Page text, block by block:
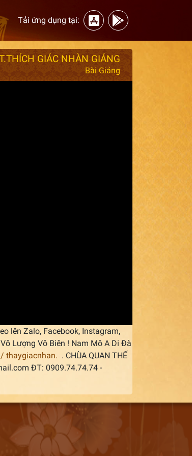
Tải ứng dụng tại:
GIÁC NHÀN GIẢNG
Bài Giảng
lên Zalo, Facebook, Instagram,
Lượng Vô Biên ! Nam Mô A Di Đà
/ thaygiacnhan. . CHÙA QUAN THẾ
ĐT: 0909.74.74.74 -